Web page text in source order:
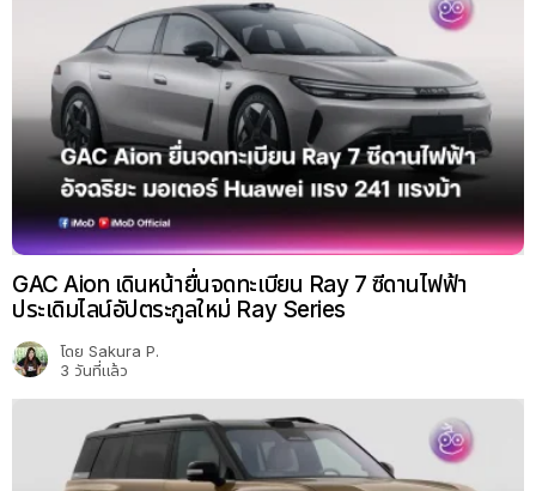
GAC Aion เดินหน้ายื่นจดทะเบียน Ray 7 ซีดานไฟฟ้า
ประเดิมไลน์อัปตระกูลใหม่ Ray Series
โดย Sakura P.
3 วันที่แล้ว